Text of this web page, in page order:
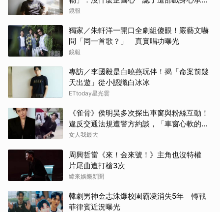
金高
戶田
柳樂
壓力最大
鏡報
獨家／朱軒洋一開口全劇組傻眼！嚴藝文嚇
問「同一首歌？」 真實唱功曝光
鏡報
專訪／李國毅是白曉燕玩伴！揭「命案前幾
天出遊」從小認識白冰冰
ETtoday星光雲
《雀骨》侯明昊多次探出車窗與粉絲互動！
違反交通法規遭警方約談，「車窗心軟的
神」上熱搜
女人我最大
周興哲當《來！金來號！》主角也沒特權
片尾曲遭打槍3次
緯來娛樂新聞
韓劇男神金志洙爆校園霸凌消失5年 轉戰
菲律賓近況曝光